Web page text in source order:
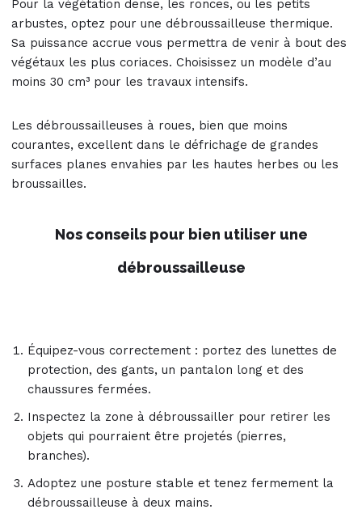
Pour la végétation dense, les ronces, ou les petits
arbustes, optez pour une débroussailleuse thermique.
Sa puissance accrue vous permettra de venir à bout des
végétaux les plus coriaces. Choisissez un modèle d’au
moins 30 cm³ pour les travaux intensifs.
Les débroussailleuses à roues, bien que moins
courantes, excellent dans le défrichage de grandes
surfaces planes envahies par les hautes herbes ou les
broussailles.
Nos conseils pour bien utiliser une
débroussailleuse
Équipez-vous correctement : portez des lunettes de
protection, des gants, un pantalon long et des
chaussures fermées.
Inspectez la zone à débroussailler pour retirer les
objets qui pourraient être projetés (pierres,
branches).
Adoptez une posture stable et tenez fermement la
débroussailleuse à deux mains.